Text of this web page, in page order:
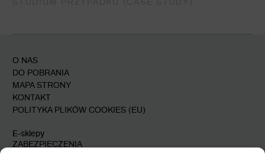
O NAS
DO POBRANIA
MAPA STRONY
KONTAKT
POLITYKA PLIKÓW COOKIES (EU)
E-sklepy
ZABEZPIECZENIA